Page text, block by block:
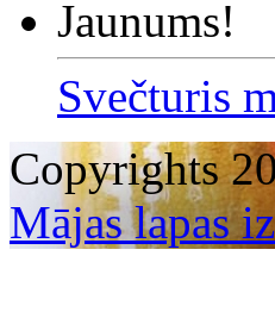
Jaunums!
Svečturis
Copyrights
Mājas lapas